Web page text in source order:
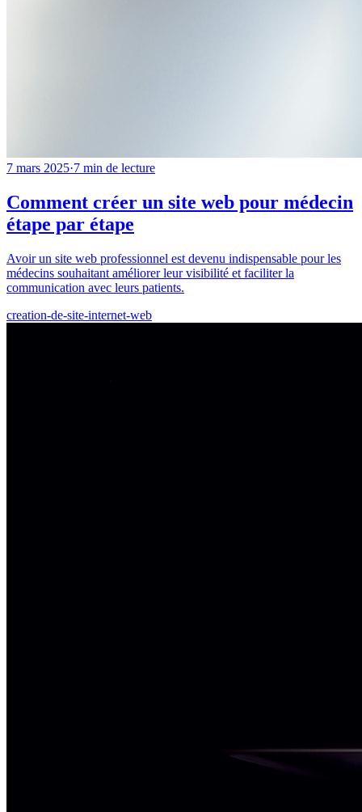
7 mars 2025·7 min de lecture
Comment créer un site web pour médecin
étape par étape
Avoir un site web professionnel est devenu indispensable pour les
médecins souhaitant améliorer leur visibilité et faciliter la
communication avec leurs patients.
creation-de-site-internet-web